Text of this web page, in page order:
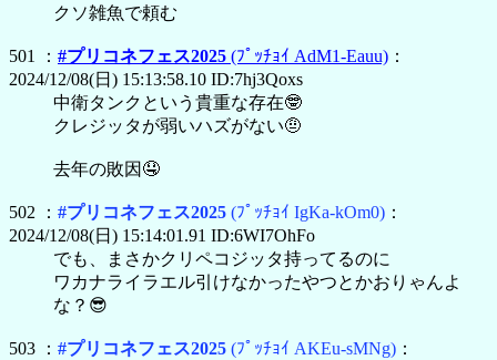
クソ雑魚で頼む
501 ： #プリコネフェス2025 (ﾌﾟｯﾁｮｲ AdM1-Eauu) ：
2024/12/08(日) 15:13:58.10 ID:7hj3Qoxs
中衛タンクという貴重な存在🤓
クレジッタが弱いハズがない🤨
去年の敗因🤤
502 ： #プリコネフェス2025 (ﾌﾟｯﾁｮｲ IgKa-kOm0) ：
2024/12/08(日) 15:14:01.91 ID:6WI7OhFo
でも、まさかクリペコジッタ持ってるのに
ワカナライラエル引けなかったやつとかおりゃんよ
な？😎
503 ： #プリコネフェス2025 (ﾌﾟｯﾁｮｲ AKEu-sMNg) ：